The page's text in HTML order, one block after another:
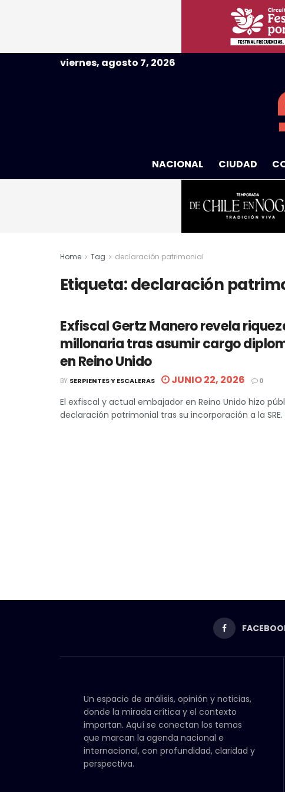
viernes, agosto 7, 2026
NACIONAL CIUDAD
Home Tag declaración patrimonial
Etiqueta:declaración
Exfiscal Gertz Manero revela
millonaria tras asumir cargo
en Reino Unido
BY SERPIENTES Y ESCALERAS JUNIO 22, 2026 0
El exfiscal y actual embajador en Reino Unido hizo
declaración patrimonial tras su incorporación a la SRE.
Un espacio de análisis, opinión y noticias,
donde la mirada crítica y el contexto
importan. Aquí se conectan los temas
que marcan la agenda nacional e
internacional, con profundidad, claridad y
perspectiva.